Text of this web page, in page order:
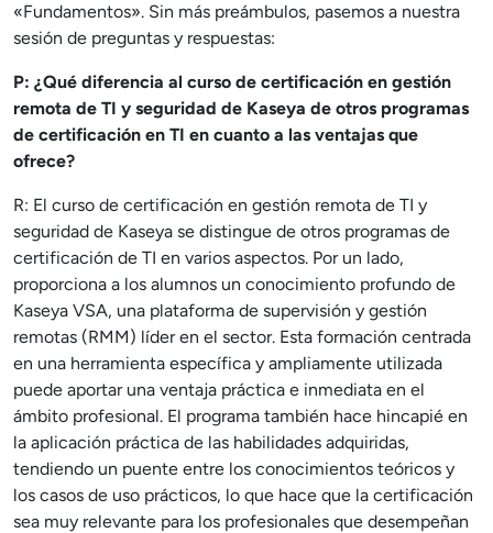
«Fundamentos». Sin más preámbulos, pasemos a nuestra
sesión de preguntas y respuestas:
P: ¿Qué diferencia al curso de certificación en gestión
remota de TI y seguridad de Kaseya de otros programas
de certificación en TI en cuanto a las ventajas que
ofrece?
R: El curso de certificación en gestión remota de TI y
seguridad de Kaseya se distingue de otros programas de
certificación de TI en varios aspectos. Por un lado,
proporciona a los alumnos un conocimiento profundo de
Kaseya VSA, una plataforma de supervisión y gestión
remotas (RMM) líder en el sector. Esta formación centrada
en una herramienta específica y ampliamente utilizada
puede aportar una ventaja práctica e inmediata en el
ámbito profesional. El programa también hace hincapié en
la aplicación práctica de las habilidades adquiridas,
tendiendo un puente entre los conocimientos teóricos y
los casos de uso prácticos, lo que hace que la certificación
sea muy relevante para los profesionales que desempeñan